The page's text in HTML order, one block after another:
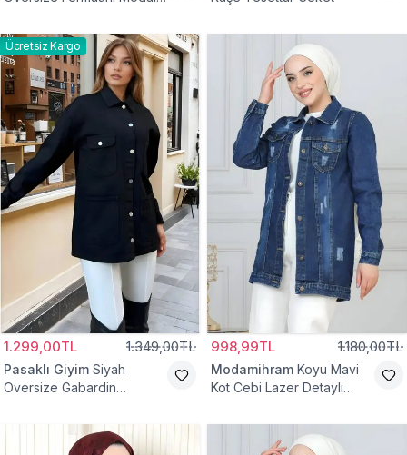
Ücretsiz Kargo
1.299,00TL 1.349,00TL
Pasaklı Giyim Siyah
Oversize Gabardin
998,99TL 1.180,00TL
Modamihram Koyu Mavi
Kot Cebi Lazer Detaylı